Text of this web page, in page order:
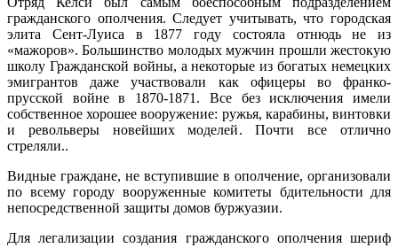
гражданского ополчения. Следует учитывать, что городская
элита Сент-Луиса в 1877 году состояла отнюдь не из
«мажоров». Большинство молодых мужчин прошли жестокую
школу Гражданской войны, а некоторые из богатых немецких
эмигрантов даже участвовали как офицеры во франко-
прусской войне в 1870-1871. Все без исключения имели
собственное хорошее вооружение: ружья, карабины, винтовки
и револьверы новейших моделей. Почти все отлично
стреляли..
Видные граждане, не вступившие в ополчение, организовали
по всему городу вооруженные комитеты бдительности для
непосредственной защиты домов буржуазии.
Для легализации создания гражданского ополчения шериф